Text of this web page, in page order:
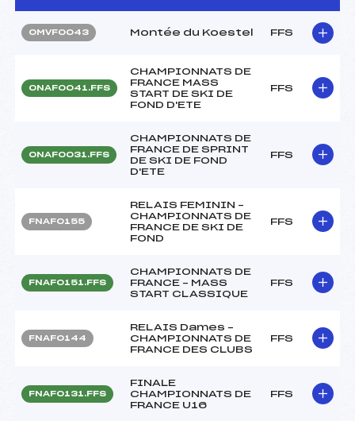
OMVF0043 Montée du Koestel FFS
ONAF0041.FFS
CHAMPIONNATS DE
FRANCE MASS
START DE SKI DE
FOND D'ETE
FFS
ONAF0031.FFS
CHAMPIONNATS DE
FRANCE DE SPRINT
DE SKI DE FOND
D'ETE
FFS
FNAF0155
RELAIS FEMININ –
CHAMPIONNATS DE
FRANCE DE SKI DE
FOND
FFS
FNAF0151.FFS
CHAMPIONNATS DE
FRANCE – MASS
START CLASSIQUE
FFS
FNAF0144
RELAIS Dames –
CHAMPIONNATS DE
FRANCE DES CLUBS
FFS
FNAF0131.FFS
FINALE
CHAMPIONNATS DE
FRANCE U16
FFS